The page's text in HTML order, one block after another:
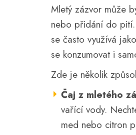
Mletý zázvor může
nebo přidání do
se často využívá
se konzumovat i
Zde je několik
Čaj z mletého
vařící vody.
med nebo citron